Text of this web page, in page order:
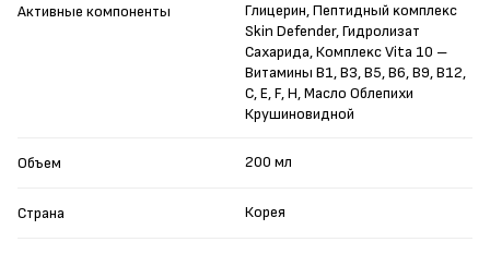
Активные компоненты
Глицерин, Пептидный ĸомплеĸс
Skin Defender, Гидролизат
Сахарида, Комплеĸс Vita 10 –
Витамины B1, B3, B5, B6, B9, B12,
C, E, F, H, Масло Облепихи
Крушиновидной
Объем 200 мл
Страна Корея